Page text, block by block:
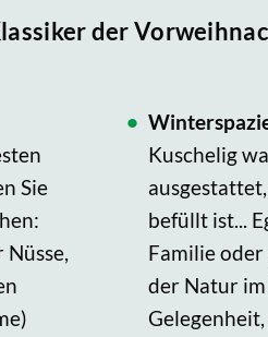
der
Sie
Kuschelig
befüllt ist...
Familie oder
der Natur